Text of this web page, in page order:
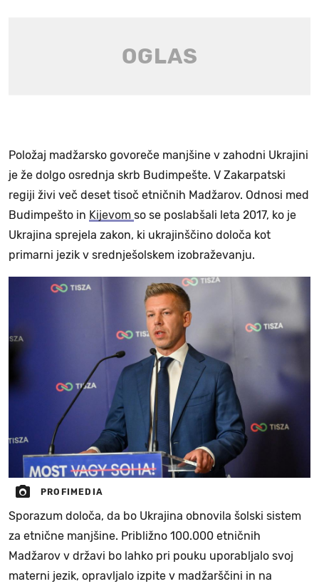
Položaj madžarsko govoreče manjšine v zahodni Ukrajini
je že dolgo osrednja skrb Budimpešte. V Zakarpatski
regiji živi več deset tisoč etničnih Madžarov. Odnosi med
Budimpešto in Kijevom so se poslabšali leta 2017, ko je
Ukrajina sprejela zakon, ki ukrajinščino določa kot
primarni jezik v srednješolskem izobraževanju.
PROFIMEDIA
Sporazum določa, da bo Ukrajina obnovila šolski sistem
za etnične manjšine. Približno 100.000 etničnih
Madžarov v državi bo lahko pri pouku uporabljalo svoj
materni jezik, opravljalo izpite v madžarščini in na